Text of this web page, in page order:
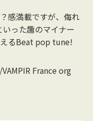
感満載ですが、侮れ
った趣のマイナー
るBeat pop tune!
France org